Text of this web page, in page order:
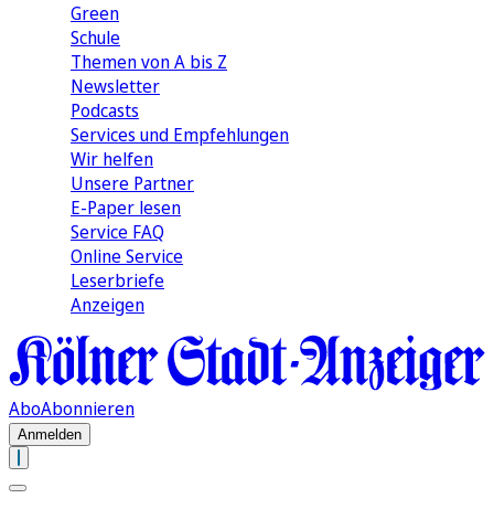
Green
Schule
Themen von A bis Z
Newsletter
Podcasts
Services und Empfehlungen
Wir helfen
Unsere Partner
E-Paper lesen
Service FAQ
Online Service
Leserbriefe
Anzeigen
AboAbonnieren
Anmelden